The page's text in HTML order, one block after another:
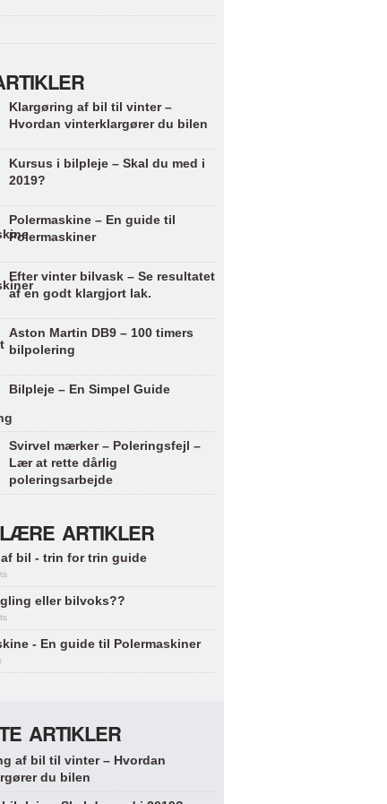
Klargøring af bil til vinter –
Hvordan vinterklargører du bilen
Kursus i bilpleje – Skal du med i
2019?
Polermaskine – En guide til
Polermaskiner
Efter vinter bilvask – Se resultatet
af en godt klargjort lak.
Aston Martin DB9 – 100 timers
bilpolering
Bilpleje – En Simpel Guide
Svirvel mærker – Poleringsfejl –
Lær at rette dårlig
poleringsarbejde
ARTIKLER
bil - trin for trin guide
eller bilvoks??
- En guide til Polermaskiner
ARTIKLER
af bil til vinter – Hvordan
du bilen